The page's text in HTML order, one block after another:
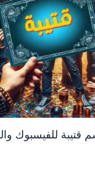
قتيبة للفيسبوك